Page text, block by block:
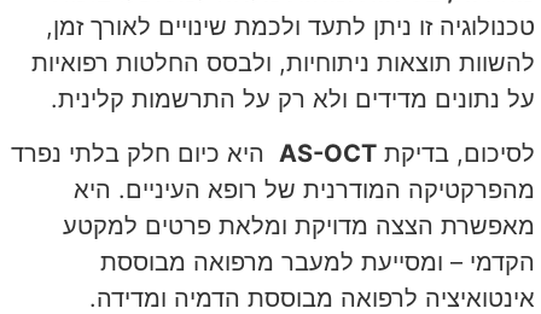
טכנולוגיה זו ניתן לתעד ולכמת שינויים לאורך זמן,
להשוות תוצאות ניתוחיות, ולבסס החלטות רפואיות
על נתונים מדידים ולא רק על התרשמות קלינית.
לסיכום, בדיקת AS-OCT היא כיום חלק בלתי נפרד
מהפרקטיקה המודרנית של רופא העיניים. היא
מאפשרת הצצה מדויקת ומלאת פרטים למקטע
הקדמי – ומסייעת למעבר מרפואה מבוססת
אינטואיציה לרפואה מבוססת הדמיה ומדידה.